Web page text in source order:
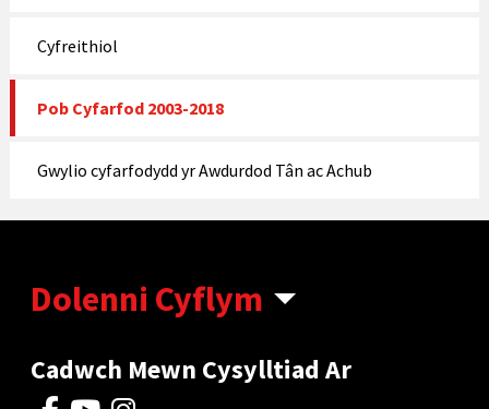
Cyfreithiol
Pob Cyfarfod 2003-2018
Gwylio cyfarfodydd yr Awdurdod Tân ac Achub
Dolenni Cyflym
Cadwch Mewn Cysylltiad Ar